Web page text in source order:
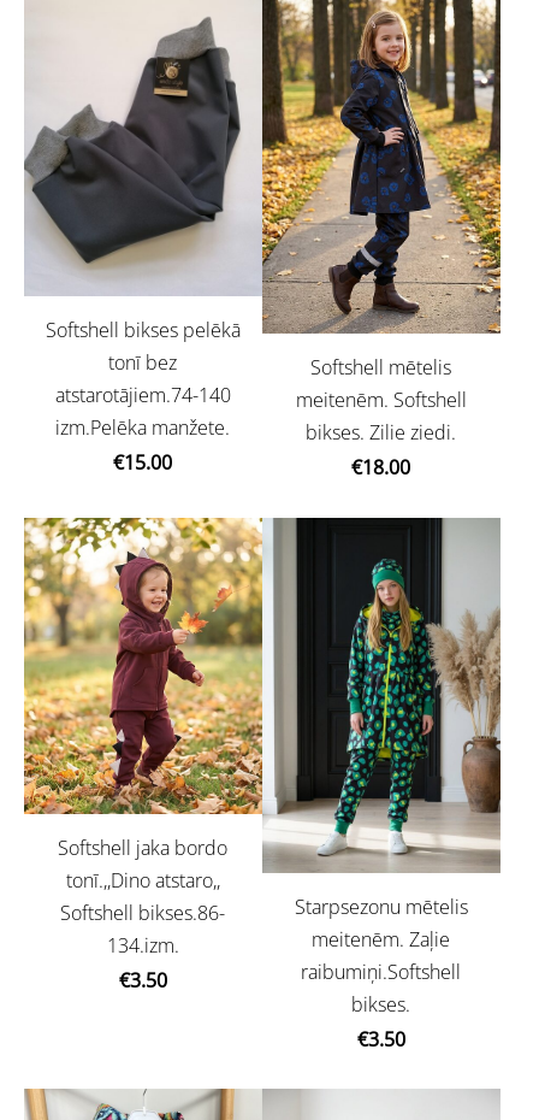
Softshell bikses pelēkā
tonī bez
atstarotājiem.74-140
izm.Pelēka manžete.
€15.00
Softshell mētelis
meitenēm. Softshell
bikses. Zilie ziedi.
€18.00
Softshell jaka bordo
tonī.,,Dino atstaro,,
Softshell bikses.86-
134.izm.
€3.50
Starpsezonu mētelis
meitenēm. Zaļie
raibumiņi.Softshell
bikses.
€3.50